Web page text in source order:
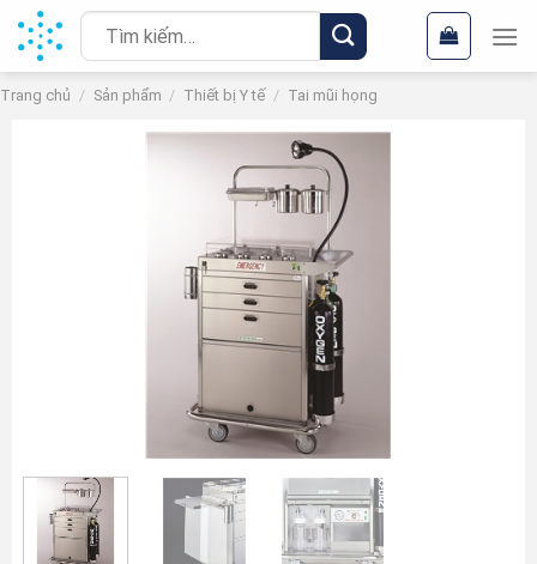
Chuyển
đến
nội
dung
Tìm
kiếm:
Trang chủ / Sản phẩm / Thiết bị Y tế / Tai mũi họng